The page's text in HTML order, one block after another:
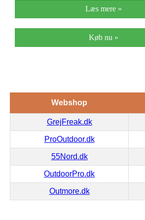
Læs mere »
Køb nu »
Webshop
GrejFreak.dk
ProOutdoor.dk
55Nord.dk
OutdoorPro.dk
Outmore.dk